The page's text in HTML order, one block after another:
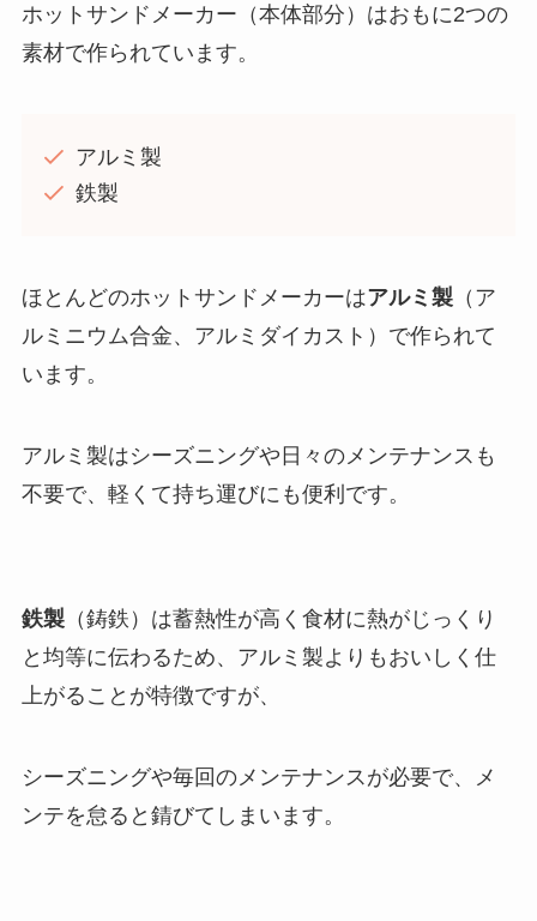
ホットサンドメーカー（本体部分）はおもに2つの
素材で作られています。
アルミ製
鉄製
ほとんどのホットサンドメーカーはアルミ製（ア
ルミニウム合金、アルミダイカスト）で作られて
います。
アルミ製はシーズニングや日々のメンテナンスも
不要で、軽くて持ち運びにも便利です。
鉄製（鋳鉄）は蓄熱性が高く食材に熱がじっくり
と均等に伝わるため、アルミ製よりもおいしく仕
上がることが特徴ですが、
シーズニングや毎回のメンテナンスが必要で、メ
ンテを怠ると錆びてしまいます。